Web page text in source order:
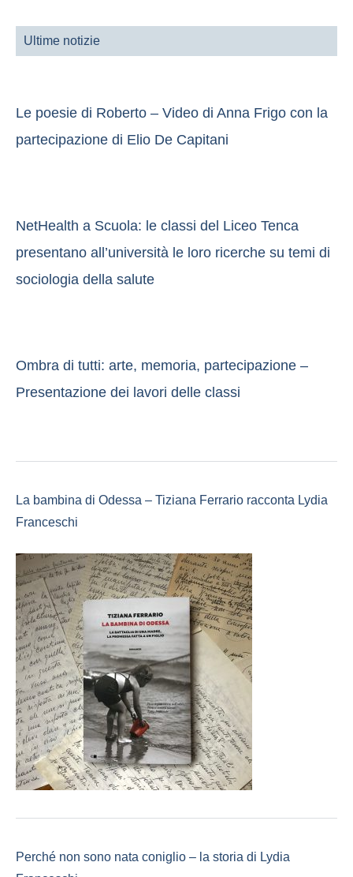
Ultime notizie
Le poesie di Roberto – Video di Anna Frigo con la
partecipazione di Elio De Capitani
NetHealth a Scuola: le classi del Liceo Tenca
presentano all’università le loro ricerche su temi di
sociologia della salute
Ombra di tutti: arte, memoria, partecipazione –
Presentazione dei lavori delle classi
La bambina di Odessa – Tiziana Ferrario racconta Lydia
Franceschi
Perché non sono nata coniglio – la storia di Lydia